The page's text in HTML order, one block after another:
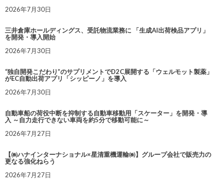
2026年7月30日
三井倉庫ホールディングス、受託物流業務に 「生成AI出荷検品アプリ」
を開発・導入開始
2026年7月30日
“独自開発こだわり”のサプリメントでD2C展開する「ウェルモット製薬」
がEC自動出荷アプリ「シッピーノ」を導入
2026年7月30日
自動車船の荷役中断を抑制する自動車移動用「スケーター」を開発・導
入 ～自力走行できない車両を約5分で移動可能に～
2026年7月27日
【㈱ハナインターナショナル×星清重機運輸㈱】グループ会社で販売力の
更なる強化ねらう
2026年7月27日